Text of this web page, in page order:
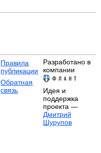
Правила
публикации
Обратная
связь
Разработано в
компании
Идея и
поддержка
проекта —
Дмитрий
Шурупов